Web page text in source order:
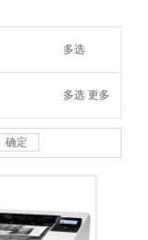
多选
多选 更多
确定